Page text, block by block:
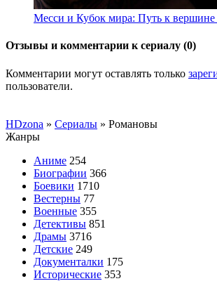
Месси и Кубок мира: Путь к вершине
Отзывы и комментарии к сериалу (0)
Комментарии могут оставлять только
пользователи.
HDzona » Сериалы » Романовы
Жанры
Аниме 254
Биографии 366
Боевики 1710
Вестерны 77
Военные 355
Детективы 851
Драмы 3716
Детские 249
Документалки 175
Исторические 353